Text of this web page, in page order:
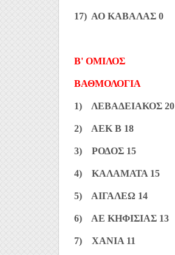
17) ΑΟ ΚΑΒΑΛΑΣ 0
Β' ΟΜΙΛΟΣ
ΒΑΘΜΟΛΟΓΙΑ
1) ΛΕΒΑΔΕΙΑΚΟΣ 20
2) ΑΕΚ Β 18
3) ΡΟΔΟΣ 15
4) ΚΑΛΑΜΑΤΑ 15
5) ΑΙΓΑΛΕΩ 14
6) ΑΕ ΚΗΦΙΣΙΑΣ 13
7) ΧΑΝΙΑ 11